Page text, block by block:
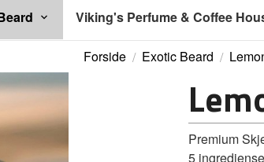
Viking's Perfume & Coffee
Forside Exotic Beard
Premium
5